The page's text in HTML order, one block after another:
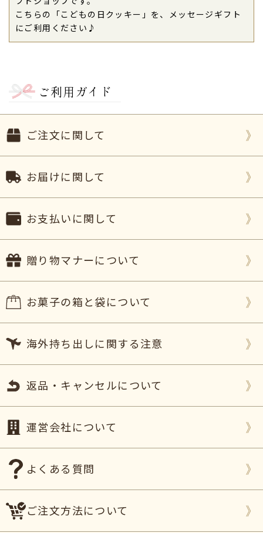
フトショップです。
こちらの「こどもの日クッキー」を、メッセージギフト
にご利用ください♪
ご利用ガイド
ご注文に関して
お届けに関して
お支払いに関して
贈り物マナーについて
お菓子の箱と袋について
海外持ち出しに関する注意
返品・キャンセルについて
運営会社について
よくある質問
ご注文方法について